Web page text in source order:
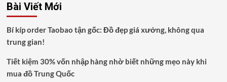
Bài Viết Mới
Bí kíp order Taobao tận gốc: Đồ đẹp giá xưởng, không qua
trung gian!
Tiết kiệm 30% vốn nhập hàng nhờ biết những mẹo này khi
mua đồ Trung Quốc